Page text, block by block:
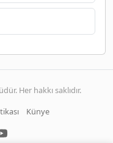
Her hakkı saklıdır.
Künye